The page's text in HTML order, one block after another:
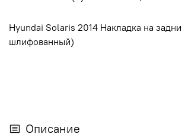
Hyundai Solaris 2014 Накладка на
шлифованный)
Описание